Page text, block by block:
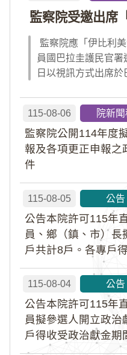
監察院應「伊比利
員國巴拉圭護民官
日以視訊方式出席
報告，就美洲地區
權風險等議題，與拉
及紅十字國際委員會
115-08-06 院新聞
監察院公開114年度
報及各項更正申報之
件
115-08-05 公告
公告本院許可115年
員、鄉（鎮、市）長
戶共計8戶。各專戶
115-08-04 公告
公告本院許可115年
員擬參選人開立政治
戶得收受政治獻金期